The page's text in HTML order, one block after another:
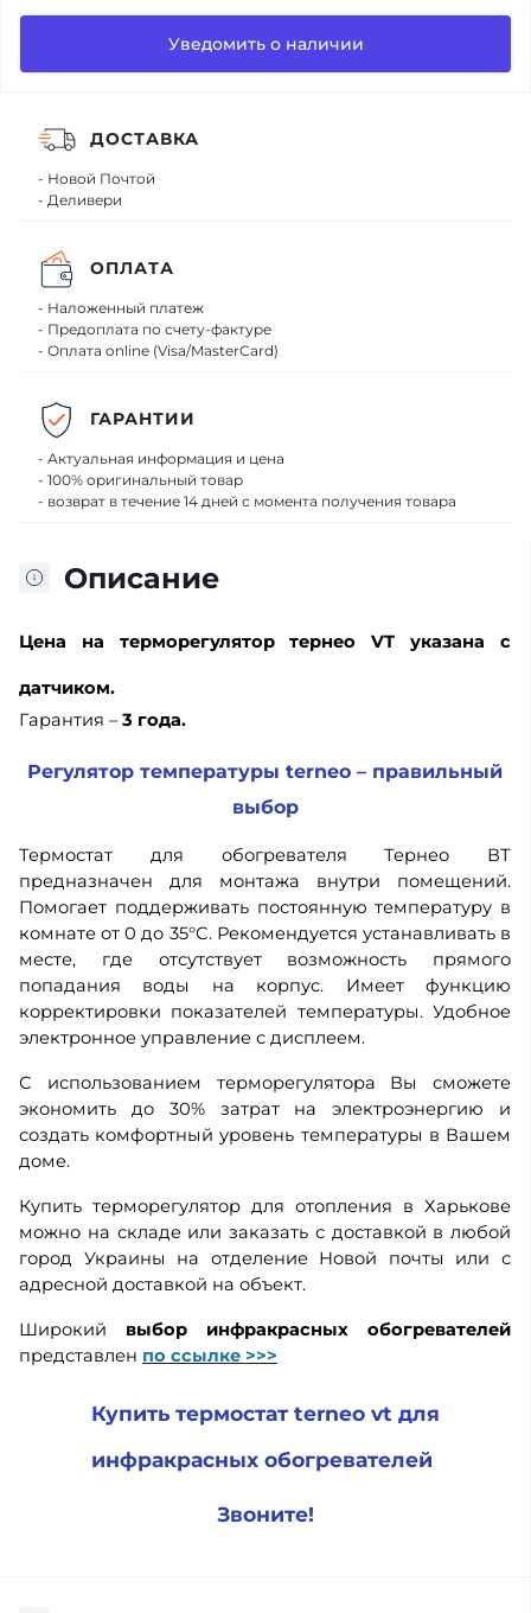
Уведомить о наличии
Описание
Цена на терморегулятор тернео VT указана с
датчиком.
Гарантия –3 года.
Регулятор температуры terneo – правильный
выбор
Термостат для обогревателя Тернео ВТ
предназначен для монтажа внутри помещений.
Помогает поддерживать постоянную температуру в
комнате от 0 до 35°С. Рекомендуется устанавливать в
месте, где отсутствует возможность прямого
попадания воды на корпус. Имеет функцию
корректировки показателей температуры. Удобное
электронное управление с дисплеем.
С использованием терморегулятора Вы сможете
экономить до 30% затрат на электроэнергию и
создать комфортный уровень температуры в Вашем
доме.
Купить терморегулятор для отопления в Харькове
можно на складе или заказать с доставкой в любой
город Украины на отделение Новой почты или с
адресной доставкой на объект.
Широкий выбор инфракрасных обогревателей
представлен по ссылке >>>
Купить термоcтат terneo vt для
инфракрасных обогревателей
Звоните!
ДОСТАВКА
- Новой Почтой
- Деливери
ОПЛАТА
- Наложенный платеж
- Предоплата по счету-фактуре
- Оплата online (Visa/MasterCard)
ГАРАНТИИ
- Актуальная информация и цена
- 100% оригинальный товар
- возврат в течение 14 дней с момента получения товара